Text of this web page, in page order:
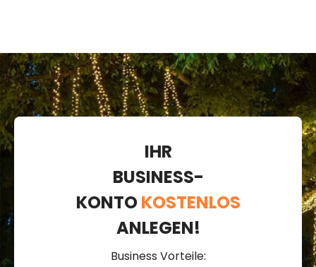
IHR
BUSINESS-
KONTOKOSTENLOS
ANLEGEN!
Business Vorteile: